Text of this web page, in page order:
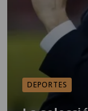
DEPORTES